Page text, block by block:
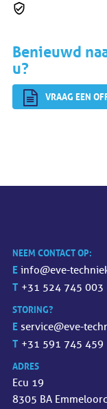
Benieuwd
u?
VRAAG EEN
NEEM CONTACT OP:
E info@eve-
T +31 524 745 003
STORING?
E service@eve-
T +31 591 745 459
ADRES
Ecu 19
8305 BA